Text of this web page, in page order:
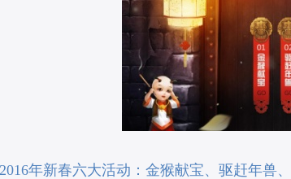
2016年新春六大活动： 金猴献宝、 驱赶年兽、